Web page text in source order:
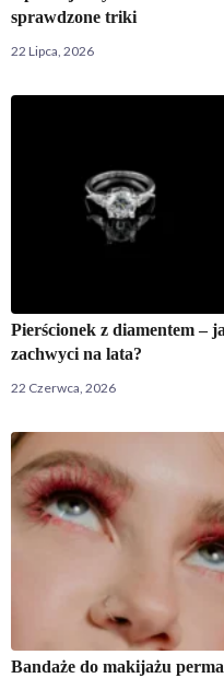
sprawdzone triki
22 Lipca, 2026
Pierścionek z diamentem –
zachwyci na lata?
22 Czerwca, 2026
Bandaże do makijażu